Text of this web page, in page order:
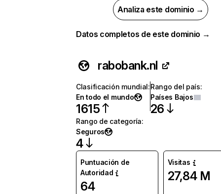
Analiza este dominio →
Datos completos de este dominio →
rabobank.nl
Clasificación mundial:
En todo el mundo
1615
Rango del país:
Países Bajos
26
Rango de categoría:
Seguros
4
Puntuación de
Autoridad
64
Visitas
27,84 M